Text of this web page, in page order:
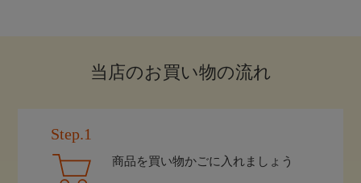
当店のお買い物の流れ
Step.1
商品を買い物かごに入れましょう